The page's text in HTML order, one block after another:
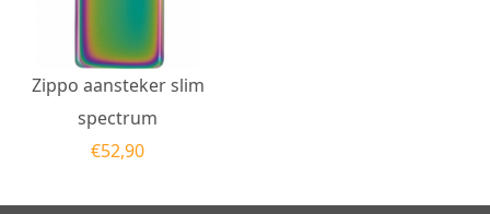
Zippo aansteker slim
spectrum
€52,90